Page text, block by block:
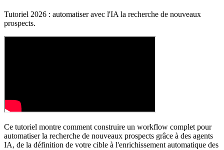
Tutoriel 2026 : automatiser avec l'IA la recherche de nouveaux
prospects.
Ce tutoriel montre comment construire un workflow complet pour
automatiser la recherche de nouveaux prospects grâce à des agents
IA, de la définition de votre cible à l'enrichissement automatique des